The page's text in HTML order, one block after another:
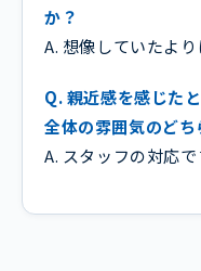
か？
A. 想像していたよ
Q. 親近感を感じた
全体の雰囲気のど
A. スタッフの対応で